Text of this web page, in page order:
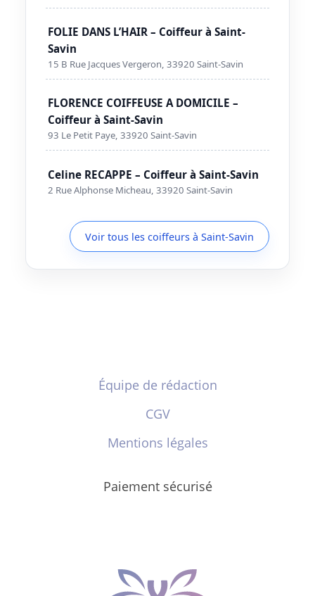
FOLIE DANS L’HAIR – Coiffeur à Saint-
Savin
15 B Rue Jacques Vergeron, 33920 Saint-Savin
FLORENCE COIFFEUSE A DOMICILE –
Coiffeur à Saint-Savin
93 Le Petit Paye, 33920 Saint-Savin
Celine RECAPPE – Coiffeur à Saint-Savin
2 Rue Alphonse Micheau, 33920 Saint-Savin
Voir tous les coiffeurs à Saint-Savin
Équipe de rédaction
CGV
Mentions légales
Paiement sécurisé